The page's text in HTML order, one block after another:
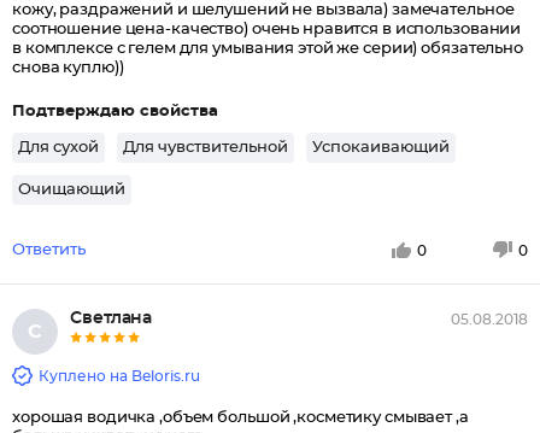
кожу, раздражений и шелушений не вызвала) замечательное
соотношение цена-качество) очень нравится в использовании
в комплексе с гелем для умывания этой же серии) обязательно
снова куплю))
Подтверждаю свойства
Для сухой Для чувствительной Успокаивающий
Очищающий
Ответить 0 0
С
Светлана 05.08.2018
Куплено на Beloris.ru
хорошая водичка ,объем большой ,косметику смывает ,а